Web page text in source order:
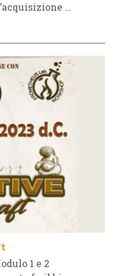
…
1 e 2